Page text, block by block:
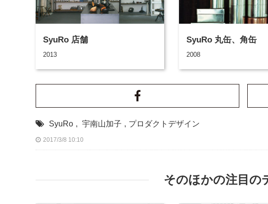
SyuRo 店舗
2013
SyuRo 丸缶、角缶
2008
SyuRo , 宇南山加子 , プロダクトデザイン
2017/3/8 10:10
そのほかの注目の